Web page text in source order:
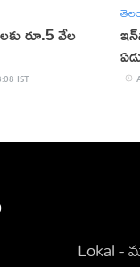
రూ.5 వేల
IST
Lokal -